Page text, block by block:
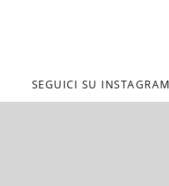
SEGUICI SU INSTAGRAM